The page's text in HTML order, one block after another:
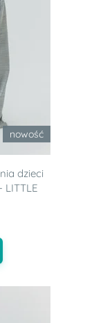
nowość
dzieci
LITTLE